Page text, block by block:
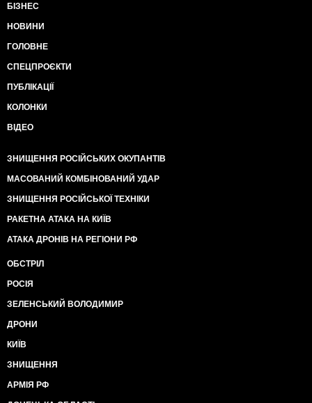
БІЗНЕС
НОВИНИ
ГОЛОВНЕ
СПЕЦПРОЄКТИ
ПУБЛІКАЦІЇ
КОЛОНКИ
ВІДЕО
ЗНИЩЕННЯ РОСІЙСЬКИХ ОКУПАНТІВ
МАСОВАНИЙ КОМБІНОВАНИЙ УДАР
ЗНИЩЕННЯ РОСІЙСЬКОЇ ТЕХНІКИ
РАКЕТНА АТАКА НА КИЇВ
АТАКА ДРОНІВ НА РЕГІОНИ РФ
ОБСТРІЛ
РОСІЯ
ЗЕЛЕНСЬКИЙ ВОЛОДИМИР
ДРОНИ
КИЇВ
ЗНИЩЕННЯ
АРМІЯ РФ